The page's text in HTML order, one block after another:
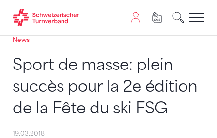
Zum Inhalt springen
Zur Sitemap navigieren
Zum Navigieren dieser Seite wird JavaScript benötigt.
News
Sport de masse: plein
succès pour la 2e édition
de la Fête du ski FSG
19.03.2018